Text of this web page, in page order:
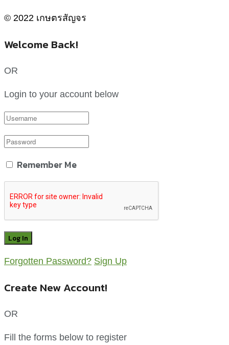
© 2022 เกษตรสัญจร
Welcome Back!
OR
Login to your account below
Remember Me
Forgotten Password? Sign Up
Create New Account!
OR
Fill the forms below to register